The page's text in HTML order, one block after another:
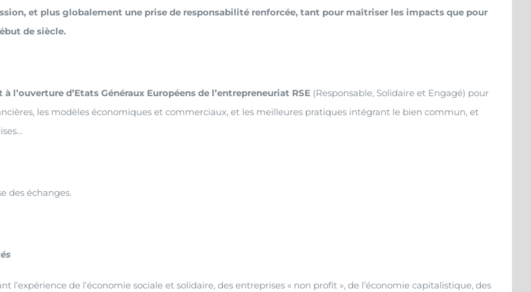
et plus globalement une prise de responsabilité renforcée, tant pour maîtriser les impacts que pour
de siècle.
l’ouverture d’Etats Généraux Européens de l’entrepreneuriat RSE (Responsable, Solidaire et Engagé) pour
les modèles économiques et commerciaux, et les meilleures pratiques intégrant le bien commun, et
des échanges.
l’expérience de l’économie sociale et solidaire, des entreprises « non profit », de l’économie capitalistique, des